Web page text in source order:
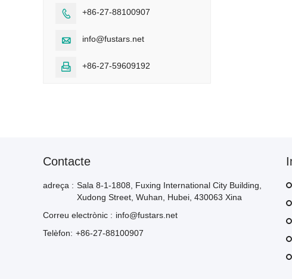
 +86-27-88100907
 info@fustars.net
 +86-27-59609192
Contacte
adreça : Sala 8-1-1808, Fuxing International City Building,
Xudong Street, Wuhan, Hubei, 430063 Xina
Correu electrònic : info@fustars.net
Telèfon: +86-27-88100907